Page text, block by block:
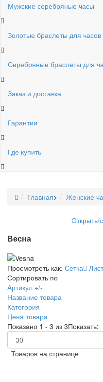
Мужские серебряные часы
Золотые браслеты для часов
Серебряные браслеты для
Заказ и доставка
Гарантии
Где купить
Главная> Женские
Открыть/
Весна
Просмотреть как: Сетка
Лист
Сортировать по
Артикул +/-
Название товара
Категория
Цена товара
Показано 1 - 3 из 3Показать:
Товаров на странице